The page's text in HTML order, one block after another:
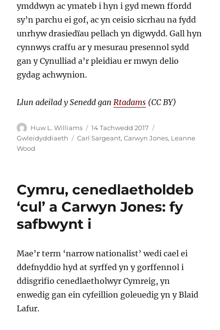
ymddwyn ac ymateb i hyn i gyd mewn ffordd
sy’n parchu ei gof, ac yn ceisio sicrhau na fydd
unrhyw drasiedïau pellach yn digwydd. Gall hyn
cynnwys craffu ar y mesurau presennol sydd
gan y Cynulliad a’r pleidiau er mwyn delio
gydag achwynion.
Llun adeilad y Senedd gan Rtadams (CC BY)
Awdur
Huw L. Williams
Cofnodwyd
ar
14 Tachwedd 2017
Gwleidyddiaeth
Tagiau
Carl Sargeant,Carwyn Jones, Leanne
Wood
Cymru, cenedlaetholdeb
‘cul’ a Carwyn Jones: fy
safbwynt i
Mae’r term ‘narrow nationalist’ wedi cael ei
ddefnyddio hyd at syrffed yn y gorffennol i
ddisgrifio cenedlaetholwyr Cymreig, yn
enwedig gan ein cyfeillion goleuedig yn y Blaid
Lafur.